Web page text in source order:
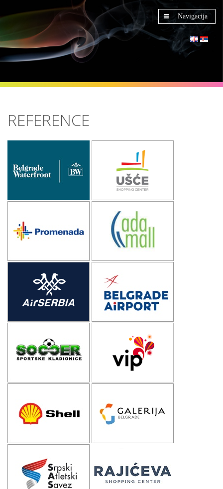
Navigacija
REFERENCE